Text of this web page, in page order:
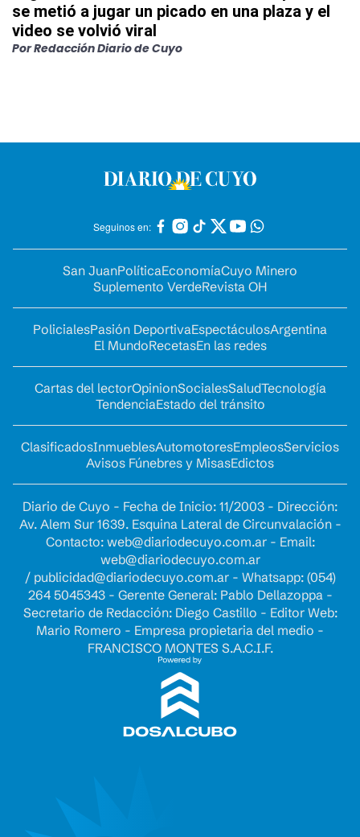
se metió a jugar un picado en una plaza y el
video se volvió viral
PorRedacción Diario de Cuyo
Seguinos en:
San JuanPolíticaEconomíaCuyo Minero
Suplemento VerdeRevista OH
PolicialesPasión DeportivaEspectáculosArgentina
El MundoRecetasEn las redes
Cartas del lectorOpinionSocialesSaludTecnología
TendenciaEstado del tránsito
ClasificadosInmueblesAutomotoresEmpleosServicios
Avisos Fúnebres y MisasEdictos
Diario de Cuyo - Fecha de Inicio: 11/2003 - Dirección:
Av. Alem Sur 1639. Esquina Lateral de Circunvalación -
Contacto: web@diariodecuyo.com.ar- Email:
web@diariodecuyo.com.ar
/ publicidad@diariodecuyo.com.ar- Whatsapp: (054)
264 5045343 - Gerente General: Pablo Dellazoppa -
Secretario de Redacción: Diego Castillo - Editor Web:
Mario Romero - Empresa propietaria del medio -
FRANCISCO MONTES S.A.C.I.F.